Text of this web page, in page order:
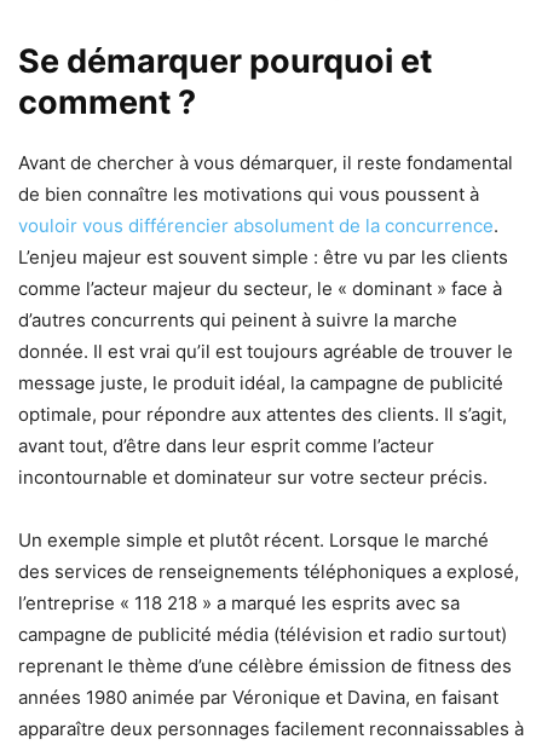
Se démarquer pourquoi et
comment ?
Avant de chercher à vous démarquer, il reste fondamental
de bien connaître les motivations qui vous poussent à
vouloir vous différencier absolument de la concurrence.
L’enjeu majeur est souvent simple : être vu par les clients
comme l’acteur majeur du secteur, le « dominant » face à
d’autres concurrents qui peinent à suivre la marche
donnée. Il est vrai qu’il est toujours agréable de trouver le
message juste, le produit idéal, la campagne de publicité
optimale, pour répondre aux attentes des clients. Il s’agit,
avant tout, d’être dans leur esprit comme l’acteur
incontournable et dominateur sur votre secteur précis.
Un exemple simple et plutôt récent. Lorsque le marché
des services de renseignements téléphoniques a explosé,
l’entreprise « 118 218 » a marqué les esprits avec sa
campagne de publicité média (télévision et radio surtout)
reprenant le thème d’une célèbre émission de fitness des
années 1980 animée par Véronique et Davina, en faisant
apparaître deux personnages facilement reconnaissables à